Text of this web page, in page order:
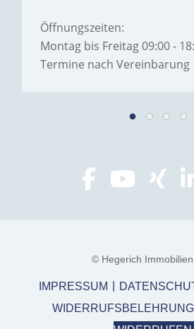
Öffnungszeiten:
Montag bis Freitag 09:00 -
Termine nach Vereinbarung
© Hegerich
IMPRESSUM
WIDERRUFSBELEHRUNG